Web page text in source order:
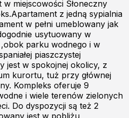
miejscowości Słoneczny
z jedną sypialnia
w pełni umeblowany jak
usytuowany w
parku wodnego i w
piaszczystej
jest w spokojnej okolicy, z
kurortu, tuż przy głównej
Kompleks oferuje 9
i wiele terenów zielonych
Do dyspozycji są też 2
jest w pobliżu